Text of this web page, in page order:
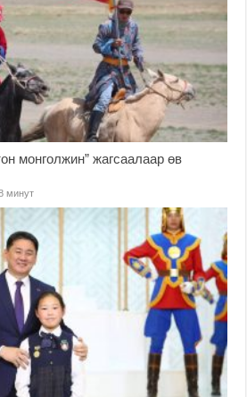
монголжин” жагсаалаар өв
минут